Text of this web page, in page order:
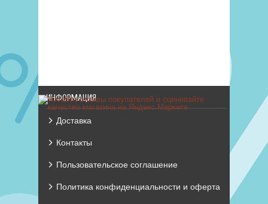
ИНФОРМАЦИЯ
Доставка
Контакты
Пользовательское соглашение
Политика конфиденциальности и оферта